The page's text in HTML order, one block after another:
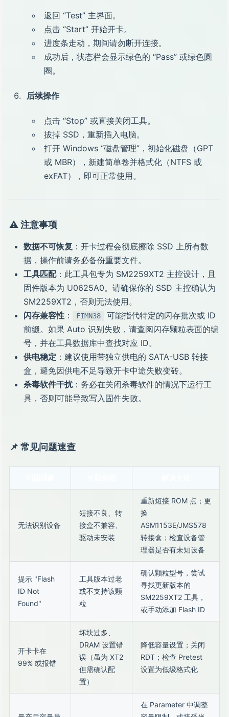
返回 “Test” 主界面。
点击 “Start” 开始开卡。
进度条走动，期间请勿断开连接。
成功后，状态栏会显示绿色的 “Pass” 或绿色圆
圈。
后续操作
点击 “Stop” 或直接关闭工具。
拔掉 SSD，重新插入电脑。
打开 Windows “磁盘管理”，初始化磁盘（GPT
或 MBR），新建简单卷并格式化（NTFS 或
exFAT），即可正常使用。
⚠️ 注意事项
数据不可恢复 ：开卡过程会彻底擦除 SSD 上所有数
据，操作前请务必备份重要文件。
工具匹配：此工具包专为 SM2259XT2 主控设计，且
固件版本为 U0625A0。请确保你的 SSD 主控确认为
SM2259XT2，否则无法使用。
闪存兼容性 ： FIMN38
可能指代特定的闪存批次或 ID
前缀。如果 Auto 识别失败，请查阅闪存颗粒表面的编
号，并在工具数据库中查找对应 ID。
供电稳定 ：建议使用带独立供电的 SATA-USB 转接
盒，避免因供电不足导致开卡中途失败变砖。
杀毒软件干扰：务必在关闭杀毒软件的情况下运行工
具，否则可能导致写入固件失败。
📌 常见问题速查
无法识别设备
短接不良、转
接盒不兼容、
驱动未安装
重新短接 ROM 点；更
换
ASM1153E/JMS578
转接盒；检查设备管
理器是否有未知设备
提示 "Flash
ID Not
Found"
工具版本过老
或不支持该颗
粒
确认颗粒型号，尝试
寻找更新版本的
SM2259XT2 工具，
或手动添加 Flash ID
开卡卡在
99% 或报错
坏块过多、
DRAM 设置错
误（虽为 XT2
但需确认配
置）
降低容量设置；关闭
RDT；检查 Pretest
设置为低级格式化
在 Parameter 中调整